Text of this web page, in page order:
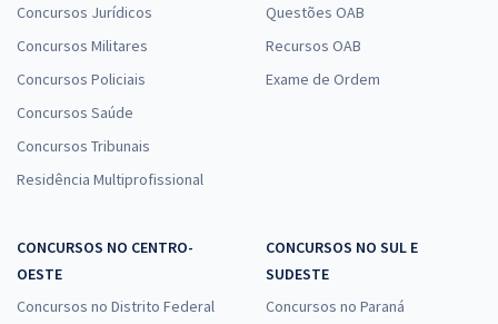
R$15,92
Comprar
TCE MA - Tribunal de Contas do Estado do Maranhão -
(Pós-Edital)
à vista
ou 12x de
R$19,99
Concursos Jurídicos
Concursos Militares
Concursos Policiais
Concursos Saúde
Concursos Tribunais
Residência Multiprofissional
Questões OAB
Recursos OAB
Exame de Ordem
CONCURSOS NO CENTRO-
OESTE
Concursos no Distrito Federal
CONCURSOS NO SUL E
SUDESTE
Concursos no Paraná